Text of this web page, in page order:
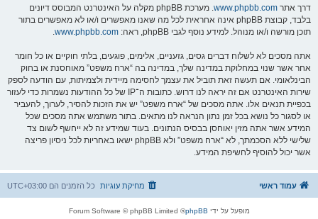
דרך אתר www.phpbb.com
. מערכת phpBB מקלה על האינטרנט המבוסס דיונים
בלבד, קבוצת phpBB אינה אחראית לכל מה שאנו מאפשרים ו/או לא מאפשרים בתור
תוכן מורשה ו/או מנוהל. למידע נוסף לגבי phpBB, ראה:
www.phpbb.com
.
אתה מסכים לא לשלוח דברים גסים, גזעניים, אלימים, פוגעים, בלתי חוקיים או כל חומר
אחר אשר שנוי במחלוקת במדינה שלך, במדינה בה “ארח משפט” מאוחסנת או בחוק
הבינלאומי. אם תעשה זאת תוביל את עצמך לחסימה מיידית ולצמיתות, עם הודעה לספק
שירות האינטרנט אם זה יראה לנו דרוש. כתובות ה־IP של כל ההודעות נשמרות כדי לעזור
בכפיית תנאים אלו. אתה מסכים של “ארח משפט” יש את הזכות להסיר, לערוך, להעביר
או לסגור כל נושא בכל זמן נתון הנראה לנו מתאים. בתור משתמש אתה מסכים שכל
המידע אשר אתה מזין יאוחסן בבסיס הנתונים. בעוד שמידע זה לא ייחשף לשום צד
שלישי ללא הסכמתך, לא “ארח משפט” ולא phpBB ישאו באחריות לכל ניסיון פריצה
אשר יכול להוסיף לחשיפת המידע.
עמוד ראשי כל הזמנים הם UTC+03:00 מחיקת עוגיות
מופעל על ידי phpBB
® Forum Software © phpBB Limited